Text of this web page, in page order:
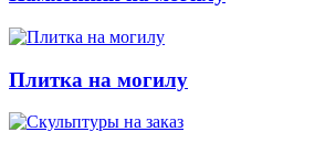
Плитка на могилу